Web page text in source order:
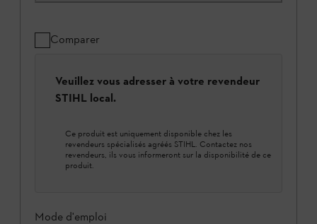
Comparer
Veuillez vous adresser à votre revendeur
STIHL local.
Ce produit est uniquement disponible chez les
revendeurs spécialisés agréés STIHL. Contactez nos
revendeurs, ils vous informeront sur la disponibilité de ce
produit.
Mode d'emploi